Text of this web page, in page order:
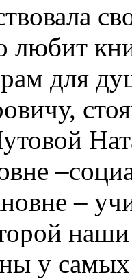
любит
для
–
у